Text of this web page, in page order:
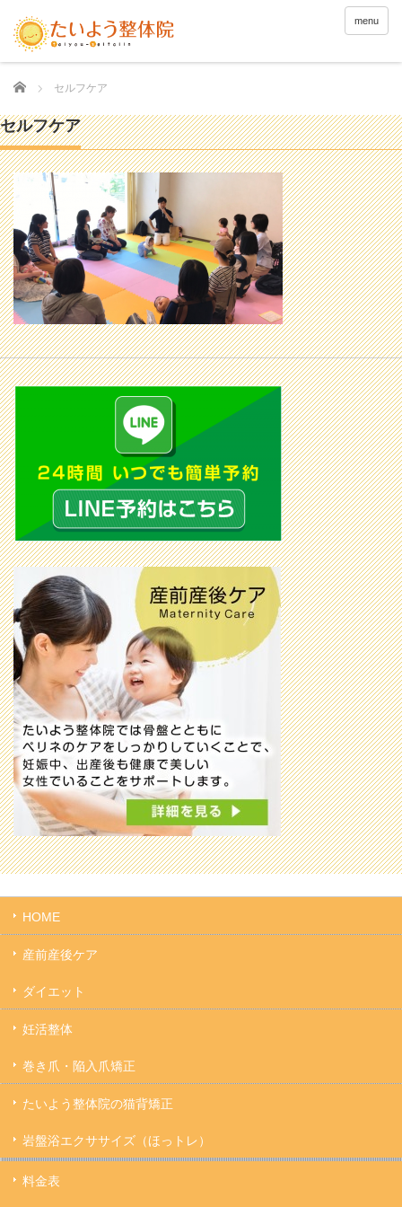
menu
Home セルフケア
セルフケア
HOME
産前産後ケア
ダイエット
妊活整体
巻き爪・陥入爪矯正
たいよう整体院の猫背矯正
岩盤浴エクササイズ（ほっトレ）
料金表